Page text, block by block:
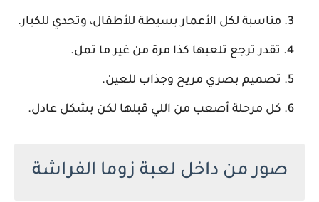
مناسبة لكل الأعمار بسيطة للأطفال، وتحدي للكبار.
تقدر ترجع تلعبها كذا مرة من غير ما تمل.
تصميم بصري مريح وجذاب للعين.
كل مرحلة أصعب من اللي قبلها لكن بشكل عادل.
صور من داخل لعبة زوما الفراشة